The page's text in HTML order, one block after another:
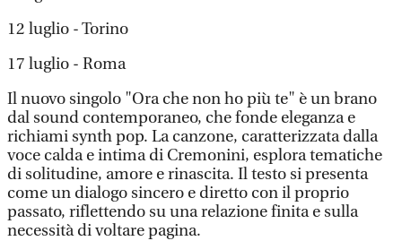
12 luglio - Torino
17 luglio - Roma
Il nuovo singolo "Ora che non ho più te" è un brano
dal sound contemporaneo, che fonde eleganza e
richiami synth pop. La canzone, caratterizzata dalla
voce calda e intima di Cremonini, esplora tematiche
di solitudine, amore e rinascita. Il testo si presenta
come un dialogo sincero e diretto con il proprio
passato, riflettendo su una relazione finita e sulla
necessità di voltare pagina.